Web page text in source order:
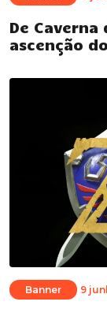
De Caverna
ascenção
Banner 9